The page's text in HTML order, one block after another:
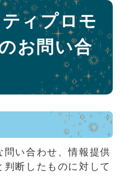
ティプロモ
お問い合
問い合わせ、情報提供
断したものに対して